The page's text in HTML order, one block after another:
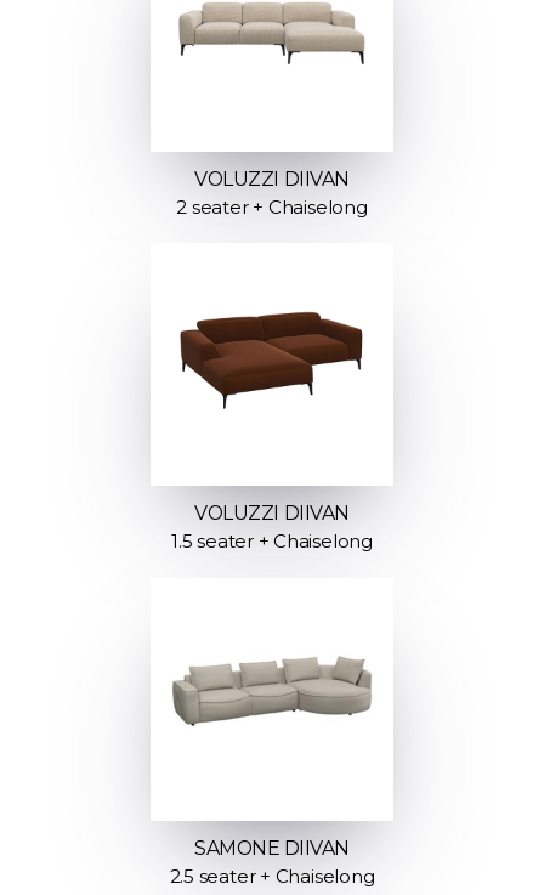
VOLUZZI DIIVAN
2 seater + Chaiselong
VOLUZZI DIIVAN
1.5 seater + Chaiselong
SAMONE DIIVAN
2.5 seater + Chaiselong